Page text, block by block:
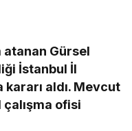
atanan Gürsel
İstanbul İl
kararı aldı. Mevcut
çalışma ofisi